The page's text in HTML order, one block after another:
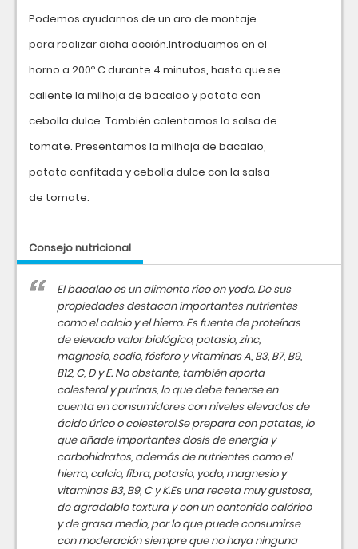
Podemos ayudarnos de un aro de montaje
para realizar dicha acción.Introducimos en el
horno a 200º C durante 4 minutos, hasta que se
caliente la milhoja de bacalao y patata con
cebolla dulce. También calentamos la salsa de
tomate. Presentamos la milhoja de bacalao,
patata confitada y cebolla dulce con la salsa
de tomate.
Consejo nutricional
El bacalao es un alimento rico en yodo. De sus
propiedades destacan importantes nutrientes
como el calcio y el hierro. Es fuente de proteínas
de elevado valor biológico, potasio, zinc,
magnesio, sodio, fósforo y vitaminas A, B3, B7, B9,
B12, C, D y E. No obstante, también aporta
colesterol y purinas, lo que debe tenerse en
cuenta en consumidores con niveles elevados de
ácido úrico o colesterol.Se prepara con patatas, lo
que añade importantes dosis de energía y
carbohidratos, además de nutrientes como el
hierro, calcio, fibra, potasio, yodo, magnesio y
vitaminas B3, B9, C y K.Es una receta muy gustosa,
de agradable textura y con un contenido calórico
y de grasa medio, por lo que puede consumirse
con moderación siempre que no haya ninguna